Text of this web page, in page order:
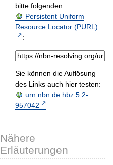
bitte folgenden
Persistent Uniform
Resource Locator (PURL)
:
Sie können die Auflösung
des Links auch hier testen:
urn:nbn:de:hbz:5:2-
957042
Nähere
Erläuterungen